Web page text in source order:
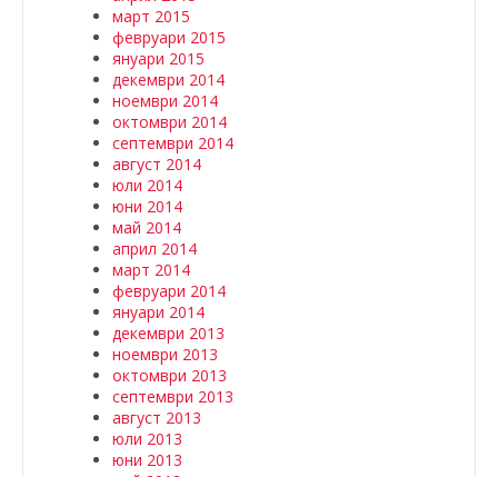
март 2015
февруари 2015
януари 2015
декември 2014
ноември 2014
октомври 2014
септември 2014
август 2014
юли 2014
юни 2014
май 2014
април 2014
март 2014
февруари 2014
януари 2014
декември 2013
ноември 2013
октомври 2013
септември 2013
август 2013
юли 2013
юни 2013